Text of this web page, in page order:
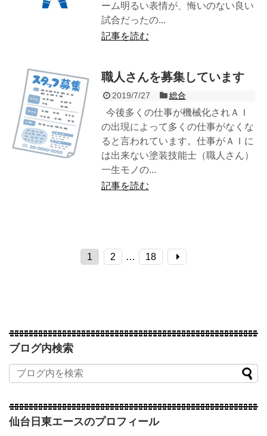
ーム明るい表情が、悔いのない良い
試合だったの...
記事を読む
職人さんを募集しています
2019/7/27 総合
今後多くの仕事が機械化されＡＩ
の出現によって多くの仕事がなくな
ると言われています。仕事がＡＩに
は出来ない塗装技能士（職人さん）
一生モノの...
記事を読む
1 2 … 18
ブログ内検索
仙台日東エースのプロフィール